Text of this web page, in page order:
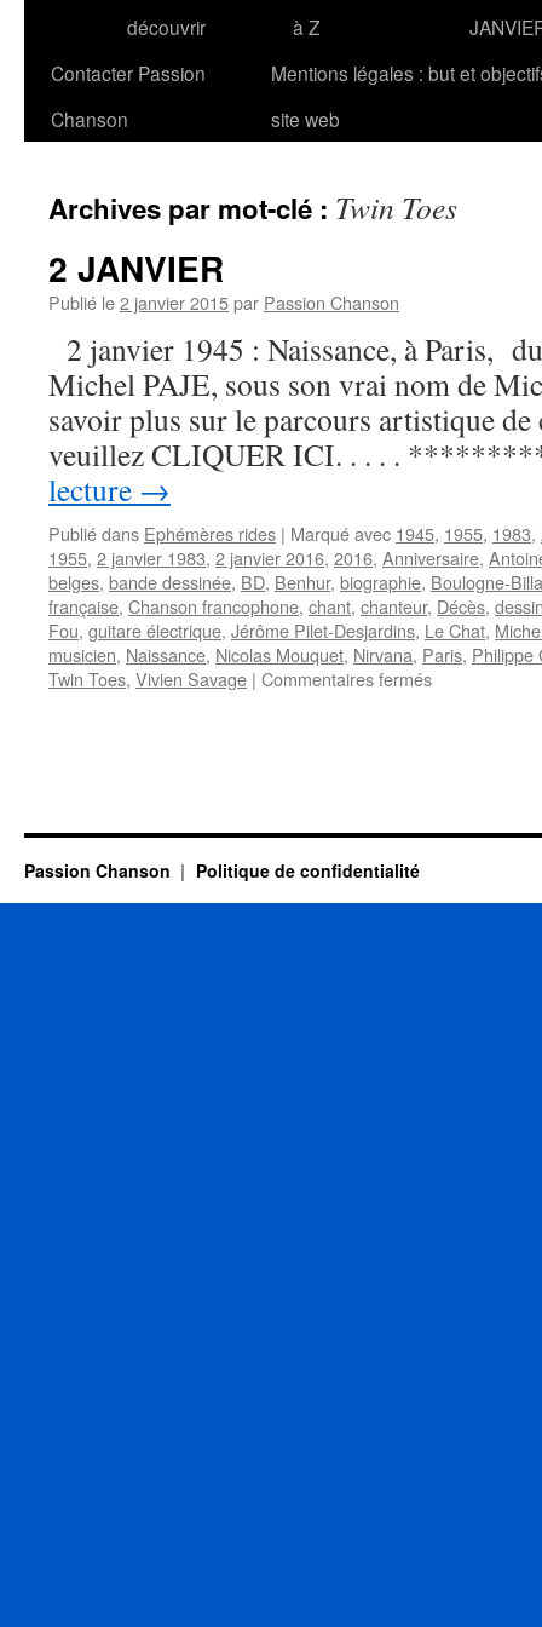
découvrir
à Z
Contacter Passion
Chanson
Mentions légales : but et
site web
Archives par mot-clé : Twin Toes
2 JANVIER
Publié le2 janvier 2015par Passion Chanson
2 janvier 1945 : Naissance, à Paris,
Michel PAJE, sous son vrai nom de
savoir plus sur le parcours artistique de
veuillez CLIQUER ICI. . . . .
lecture →
Publié dans Ephémères rides | Marqué avec 1945, 1955, 1983,
1955, 2 janvier 1983, 2 janvier 2016, 2016, Anniversaire,
belges, bande dessinée, BD, Benhur, biographie, Boulogne-
française, Chanson francophone, chant, chanteur, Décès,
Fou, guitare électrique, Jérôme Pilet-Desjardins, Le Chat,
musicien, Naissance, Nicolas Mouquet, Nirvana, Paris, Philippe
Twin Toes, Vivien Savage | Commentaires ferméssur
Passion Chanson Politique de confidentialité